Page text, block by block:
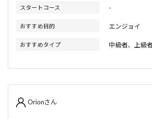
スタートコース -
おすすめ目的 エンジョイ
おすすめタイプ 中級者、上級
Orionさん